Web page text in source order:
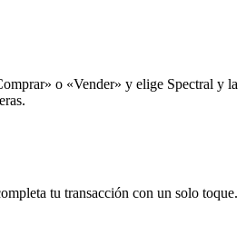
o «Vender» y elige Spectral y la
tu transacción con un solo toque.